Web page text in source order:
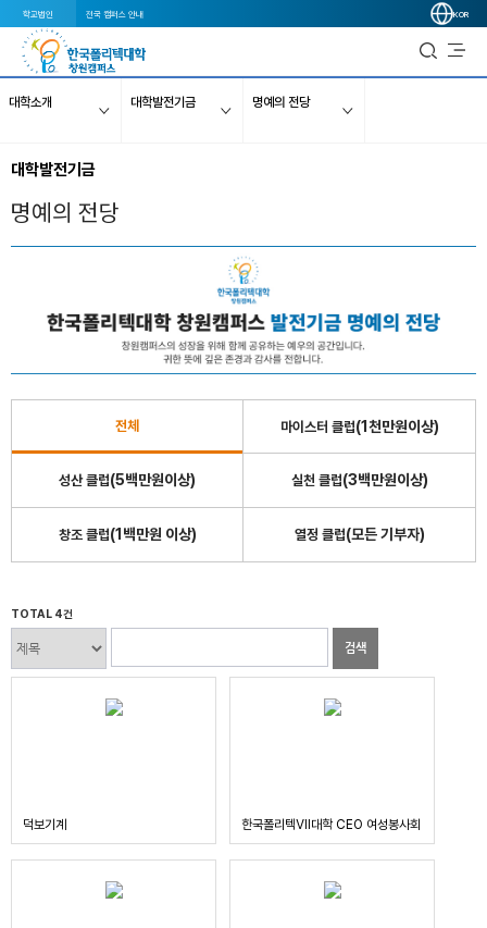
학교법인 전국 캠퍼스 안내 KOR
대학소개 대학발전기금 명예의 전당
대학발전기금
명예의 전당
전체 마이스터 클럽(1천만원이상)
성산 클럽(5백만원이상) 실천 클럽(3백만원이상)
창조 클럽(1백만원 이상) 열정 클럽(모든 기부자)
TOTAL 4건
검색
덕보기계 한국폴리텍Ⅶ대학 CEO 여성봉사회